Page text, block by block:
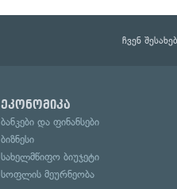
ჩვენ შესახებ
ეკონომიკა
ბანკები და ფინანსები
ბიზნესი
სახელმწიფო ბიუჯეტი
სოფლის მეურნეობა